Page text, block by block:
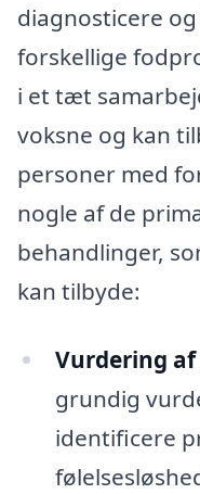
diagnosticere
forskellige
i et tæt
voksne og kan
personer med
nogle af de
behandlinger,
kan tilbyde:
Vurdering
grundig
identificere